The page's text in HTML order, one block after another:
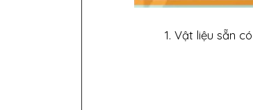
1. Vật liệu sẵn có